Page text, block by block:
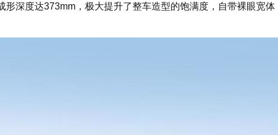
深度达373mm，极大提升了整车造型的饱满度，自带裸眼宽体